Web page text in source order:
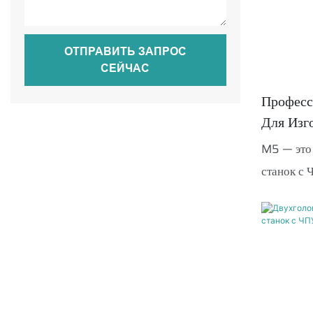
ОТПРАВИТЬ ЗАПРОС
СЕЙЧАС
Для
M5 —
станок с